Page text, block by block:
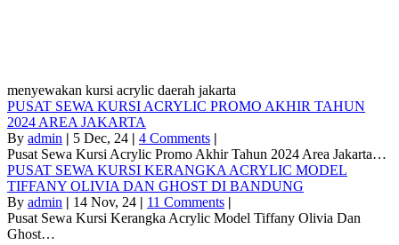
menyewakan kursi acrylic daerah jakarta
PUSAT SEWA KURSI ACRYLIC PROMO AKHIR TAHUN
2024 AREA JAKARTA
By admin | 5 Dec, 24 | 4 Comments |
Pusat Sewa Kursi Acrylic Promo Akhir Tahun 2024 Area Jakarta…
PUSAT SEWA KURSI KERANGKA ACRYLIC MODEL
TIFFANY OLIVIA DAN GHOST DI BANDUNG
By admin | 14 Nov, 24 | 11 Comments |
Pusat Sewa Kursi Kerangka Acrylic Model Tiffany Olivia Dan
Ghost…